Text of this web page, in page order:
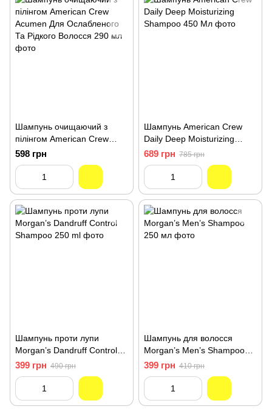
Шампунь очищаючий з
пілінгом American Crew
Acumen Для Ослабленого
Та Рідкого Волосся 290 мл
598 грн
Шампунь American Crew
Daily Deep Moisturizing
Shampoo 450 Мл
689 грн 785 грн
Шампунь проти лупи
Morgan’s Dandruff Control
Shampoo 250 ml
399 грн 490 грн
Шампунь для волосся
Morgan’s Men’s Shampoo
250 мл
399 грн 410 грн